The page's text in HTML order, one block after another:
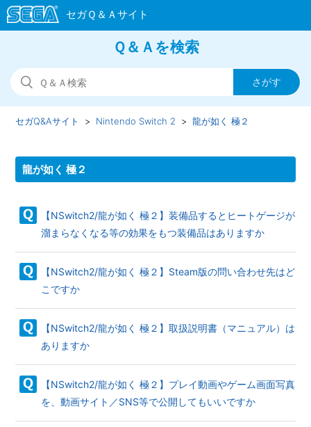
Ｑ＆Ａを検索
セガQ&Aサイト Nintendo Switch 2 龍が如く 極２
龍が如く 極２
【NSwitch2/龍が如く 極２】装備品するとヒートゲージが
溜まらなくなる等の効果をもつ装備品はありますか
【NSwitch2/龍が如く 極２】Steam版の問い合わせ先はど
こですか
【NSwitch2/龍が如く 極２】取扱説明書（マニュアル）は
ありますか
【NSwitch2/龍が如く 極２】プレイ動画やゲーム画面写真
を、動画サイト／SNS等で公開してもいいですか